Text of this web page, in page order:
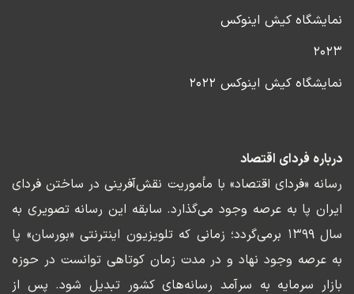
نمایشگاه کیش اینوکس
۲۰۲۳
نمایشگاه کیش اینوکس ۲۰۲۲
درباره فردای اقتصاد
رسانه «فردای اقتصاد» با مأموریت نقش‌آفرینی در ساختن فردای
ایران پا به عرصه وجود می‌گذارد. سابقه این رسانه تصویری به
سال ۱۳۹۹ برمی‌گردد؛ زمانی که تلویزیون اینترنتی «بورسان» پا
به عرصه وجود نهاد و در مدت زمان کوتاهی توانست در حوزه
بازار سرمایه به سرآمد رسانه‌های کشور تبدیل شود. پس از